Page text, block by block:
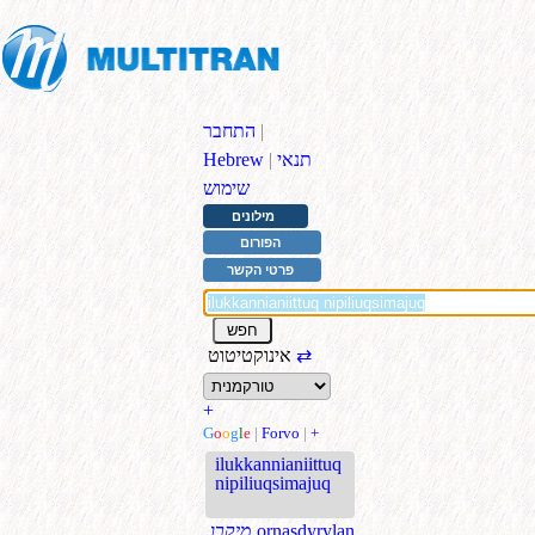
התחבר |
Hebrew | תנאי
שימוש
מילונים
הפורום
פרטי הקשר
⇄
+
Google | Forvo | +
ilukkannianiittuq
nipiliuqsimajuq
.מיקרו ornaşdyrylan